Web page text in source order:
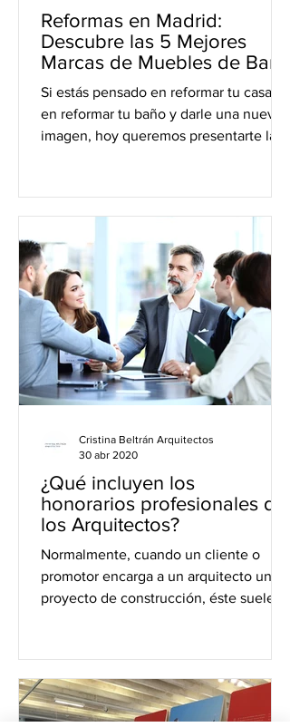
Reformas en Madrid:
Descubre las 5 Mejores
Marcas de Muebles de Baño
Si estás pensado en reformar tu casa o
en reformar tu baño y darle una nueva
imagen, hoy queremos presentarte las
¿Qué incluyen los
honorarios profesionales de
los Arquitectos?
Normalmente, cuando un cliente o
promotor encarga a un arquitecto un
proyecto de construcción, éste suele
Cristina Beltrán Arquitectos
30 abr 2020